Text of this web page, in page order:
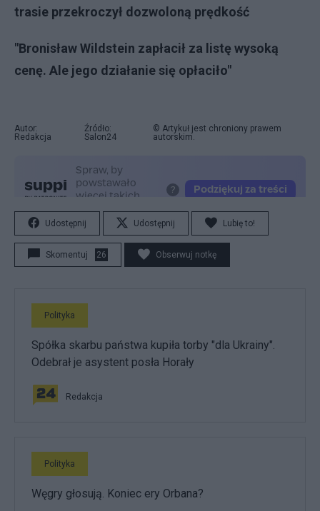
trasie przekroczył dozwoloną prędkość
"Bronisław Wildstein zapłacił za listę wysoką
cenę. Ale jego działanie się opłaciło"
Autor:
Redakcja
Źródło:
Salon24
© Artykuł jest chroniony prawem
autorskim.
Udostępnij Udostępnij Lubię to!
Skomentuj 26 Obserwuj notkę
Polityka
Spółka skarbu państwa kupiła torby "dla Ukrainy".
Odebrał je asystent posła Horały
Redakcja
Polityka
Węgry głosują. Koniec ery Orbana?